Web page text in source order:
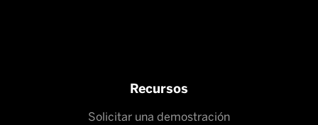
Recursos
Solicitar una demostración